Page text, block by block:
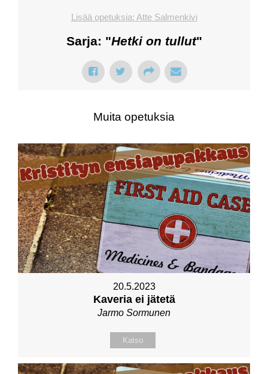
Lisää opetuksia: Atte Salmenkivi
Sarja: "Hetki on tullut"
Muita opetuksia
20.5.2023
Kaveria ei jätetä
Jarmo Sormunen
Katso